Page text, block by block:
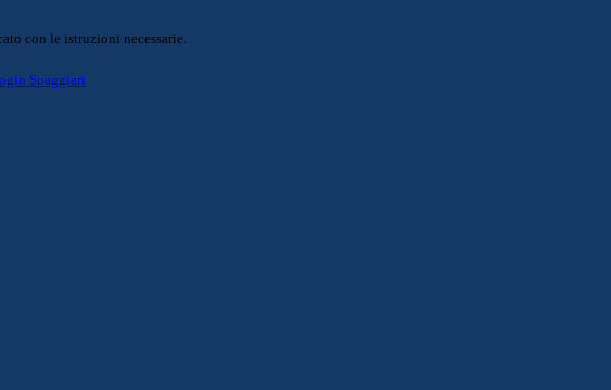
con le istruzioni necessarie.
Spaggiari